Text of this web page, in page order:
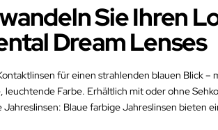
Sie Ihren
Dream Lenses
für einen strahlenden blauen Blick
leuchtende Farbe. Erhältlich mit oder ohne
Jahreslinsen: Blaue farbige Jahreslinsen bieten